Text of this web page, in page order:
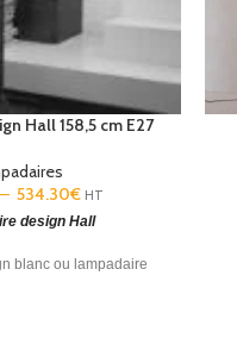
Hall 158,5 cm E27
– 534.30€ HT
design Hall
blanc ou lampadaire